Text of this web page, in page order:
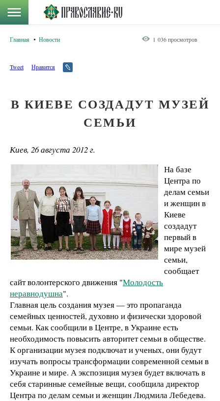
Главная Новости 1 036 просмотров
Tweet Нравится
В КИЕВЕ СОЗДАДУТ МУЗЕЙ
СЕМЬИ
Киев, 26 августа 2012 г.
На базе
Центра по
делам семьи
и женщин в
Киеве
создадут
первый в
мире музей
семьи,
сообщает
сайт волонтерского движения "Молодость
неравнодушна".
Главная цель создания музея — это пропаганда
семейных ценностей, духовно и физически здоровой
семьи. Как сообщили в Центре, в Украине есть
необходимость повысить авторитет семьи в обществе.
К организации музея подключат и ученых, они будут
изучать вопросы трансформации современной семьи в
Украине и мире. А экспозиция музея будет включать в
себя старинные семейные вещи, сообщила директор
Центра по делам семьи и женщин Людмила Лебедева.